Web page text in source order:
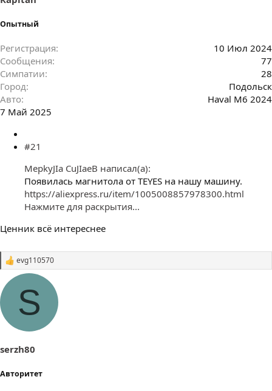
Опытный
Регистрация
10 Июл 2024
Сообщения
77
Симпатии
28
Город
Подольск
Авто
Haval M6 2024
7 Май 2025
#21
MepkyJIa CuJIaeB написал(а):
Появилась магнитола от TEYES на нашу машину.
https://aliexpress.ru/item/1005008857978300.html
Нажмите для раскрытия...
Ценник всё интереснее
С
м
и
evg110570
S
serzh80
Авторитет